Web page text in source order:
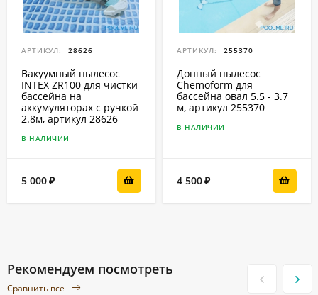
АРТИКУЛ: 28626
Вакуумный пылесос
INTEX ZR100 для чистки
бассейна на
аккумуляторах с ручкой
2.8м, артикул 28626
В НАЛИЧИИ
5 000₽
АРТИКУЛ: 255370
Донный пылесос
Chemoform для
бассейна овал 5.5 - 3.7
м, артикул 255370
В НАЛИЧИИ
4 500₽
Рекомендуем посмотреть
Сравнить все